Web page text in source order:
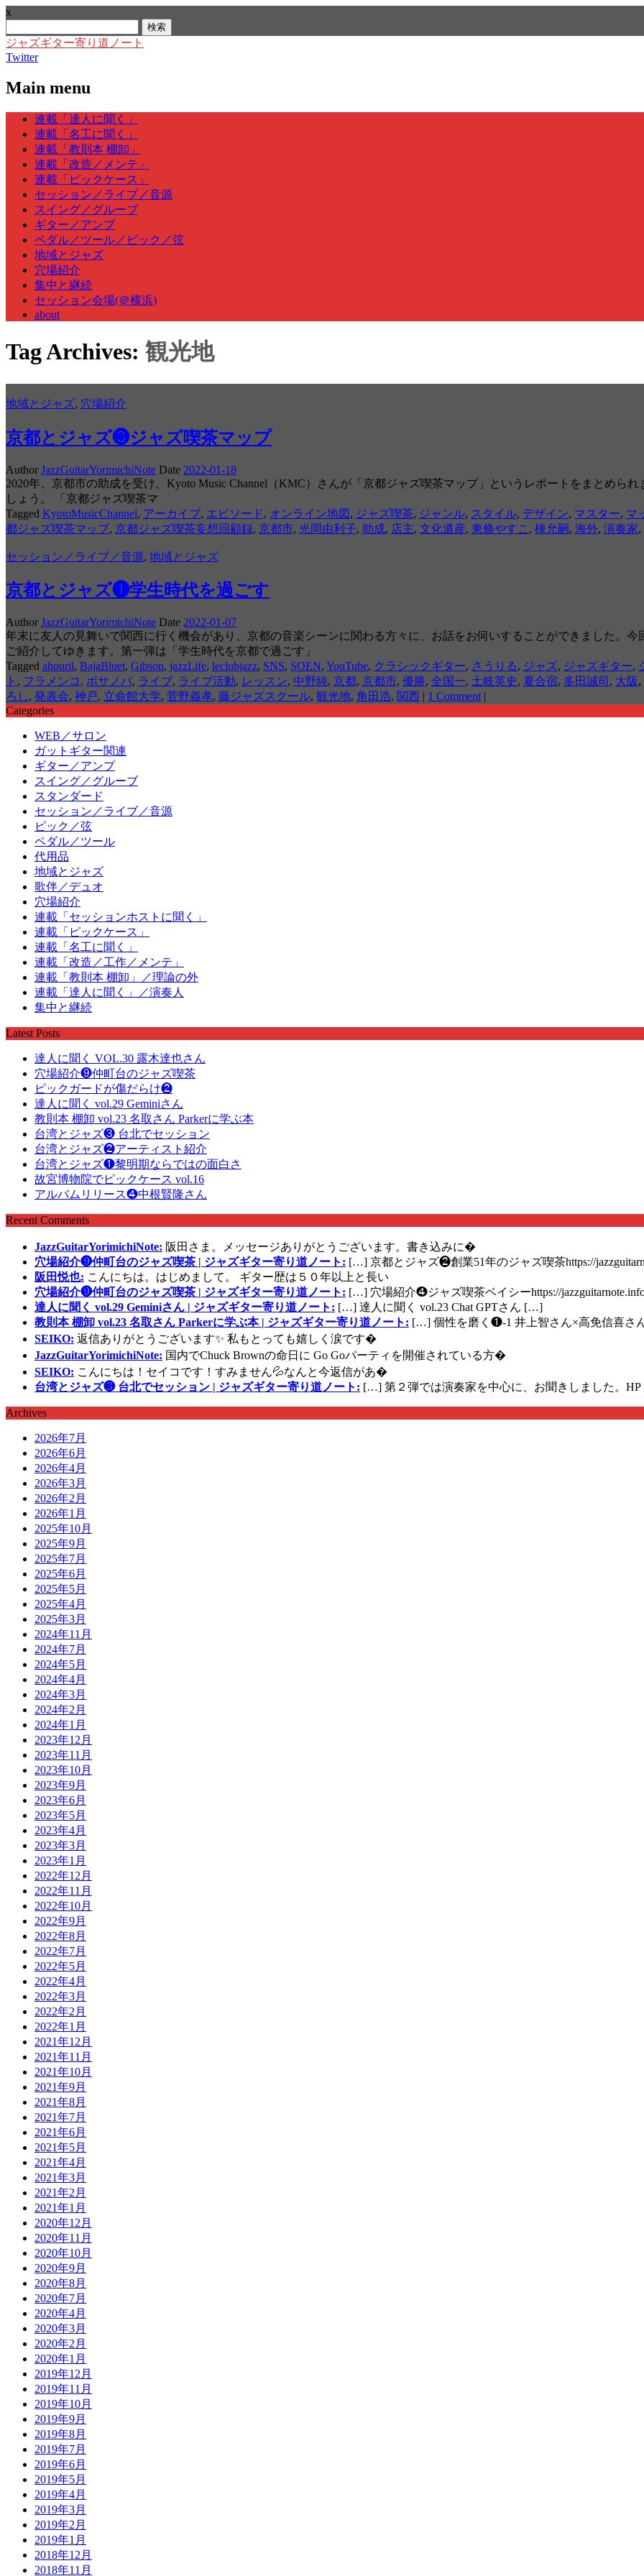
x
索:
ジャズギター寄り道ノート
Twitter
Main menu
Skip
content
連載「達人に聞く」
連載「名工に聞く」
連載「教則本 棚卸」
連載「改造／メンテ」
連載「ピックケース」
セッション／ライブ／音源
スイング／グルーブ
ギター／アンプ
ペダル／ツール／ピック／弦
地域とジャズ
穴場紹介
集中と継続
セッション会場(＠横浜)
about
Tag Archives: 観光地
地域とジャズ, 穴場紹介
京都とジャズ❸ジャズ喫茶マップ
Author JazzGuitarYorimichiNote Date 2022-01-18
2020年、京都市の助成を受け、Kyoto Music Channel（KMC）さんが「京都ジャズ喫茶マップ」というレポートをまとめら
しょう。 「京都ジャズ喫茶マ
Tagged KyotoMusicChannel, アーカイブ, エピソード, オンライン地図 , ジャズ喫茶, ジャンル, スタイル, デザイン, マスター, マ
都ジャズ喫茶マップ, 京都ジャズ喫茶妄想回顧録, 京都市, 光岡由利子, 助成, 店主, 文化遺産, 東條やすこ , 棟允嗣 , 海外, 演奏家,
セッション／ライブ／音源, 地域とジャズ
京都とジャズ❶学生時代を過ごす
Author JazzGuitarYorimichiNote Date 2022-01-07
年末に友人の見舞いで関西に行く機会があり、京都の音楽シーンに関わる方々に、お話をお伺いすることができました。
ご紹介してゆきます。第一弾は「学生時代を京都で過ごす」
Tagged ahouril, BajaBluet, Gibson, jazzLife, leclubjazz, SNS, SOEN, YouTube, クラシックギター, さうりる, ジャズ, ジャズギター,
ト , フラメンコ , ボサノバ, ライブ, ライブ活動, レッスン, 中野純, 京都, 京都市, 優勝, 全国一, 土岐英史, 夏合宿, 多田誠司 , 大阪,
ろし, 発表会, 神戸, 立命館大学, 菅野義孝, 藤ジャズスクール, 観光地, 角田浩, 関西 | 1 Comment |
Categories
WEB／サロン
ガットギター関連
ギター／アンプ
スイング／グルーブ
スタンダード
セッション／ライブ／音源
ピック／弦
ペダル／ツール
代用品
地域とジャズ
歌伴／デュオ
穴場紹介
連載「セッションホストに聞く」
連載「ピックケース」
連載「名工に聞く」
連載「改造／工作／メンテ」
連載「教則本 棚卸」／理論の外
連載「達人に聞く」／演奏人
集中と継続
Latest Posts
達人に聞く VOL.30 露木達也さん
穴場紹介❾仲町台のジャズ喫茶
ピックガードが傷だらけ❷
達人に聞く vol.29 Geminiさん
教則本 棚卸 vol.23 名取さん Parkerに学ぶ本
台湾とジャズ❸ 台北でセッション
台湾とジャズ❷アーティスト紹介
台湾とジャズ❶黎明期ならではの面白さ
故宮博物院でピックケース vol.16
アルバムリリース❹中根賢隆さん
Recent Comments
JazzGuitarYorimichiNote: 阪田さま。メッセージありがとうございます。書き込みに�
穴場紹介❾仲町台のジャズ喫茶 | ジャズギター寄り道ノート: […] 京都とジャズ❷創業51年のジャズ喫茶https://
阪田悦也: こんにちは。はじめまして。 ギター歴は５０年以上と長い
穴場紹介❾仲町台のジャズ喫茶 | ジャズギター寄り道ノート: […] 穴場紹介❹ジャズ喫茶ベイシーhttps://
達人に聞く vol.29 Geminiさん | ジャズギター寄り道ノート: […] 達人に聞く vol.23 Chat GPTさん […]
教則本 棚卸 vol.23 名取さん Parkerに学ぶ本 | ジャズギター寄り道ノート: […] 個性を磨く❶-1 井上智さん×高免信喜さん
SEIKO: 返信ありがとうございます✨ 私もとっても嬉しく涙です�
JazzGuitarYorimichiNote: 国内でChuck Brownの命日に Go Goパーティを開催されている方�
SEIKO: こんにちは！セイコです！すみません💦なんと今返信があ�
台湾とジャズ❸ 台北でセッション | ジャズギター寄り道ノート: […] 第２弾では演奏家を中心に、お聞きしました。
Archives
2026年7月
2026年6月
2026年4月
2026年3月
2026年2月
2026年1月
2025年10月
2025年9月
2025年7月
2025年6月
2025年5月
2025年4月
2025年3月
2024年11月
2024年7月
2024年5月
2024年4月
2024年3月
2024年2月
2024年1月
2023年12月
2023年11月
2023年10月
2023年9月
2023年6月
2023年5月
2023年4月
2023年3月
2023年1月
2022年12月
2022年11月
2022年10月
2022年9月
2022年8月
2022年7月
2022年5月
2022年4月
2022年3月
2022年2月
2022年1月
2021年12月
2021年11月
2021年10月
2021年9月
2021年8月
2021年7月
2021年6月
2021年5月
2021年4月
2021年3月
2021年2月
2021年1月
2020年12月
2020年11月
2020年10月
2020年9月
2020年8月
2020年7月
2020年4月
2020年3月
2020年2月
2020年1月
2019年12月
2019年11月
2019年10月
2019年9月
2019年8月
2019年7月
2019年6月
2019年5月
2019年4月
2019年3月
2019年2月
2019年1月
2018年12月
2018年11月